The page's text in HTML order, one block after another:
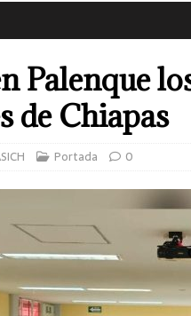
Palenque
de Chiapas
Portada 0